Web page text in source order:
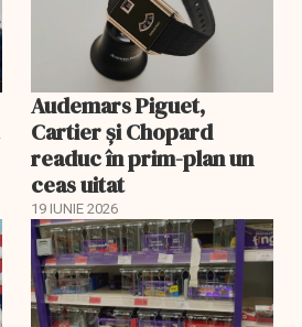
Audemars Piguet,
Cartier și Chopard
readuc în prim-plan un
ceas uitat
19 IUNIE 2026